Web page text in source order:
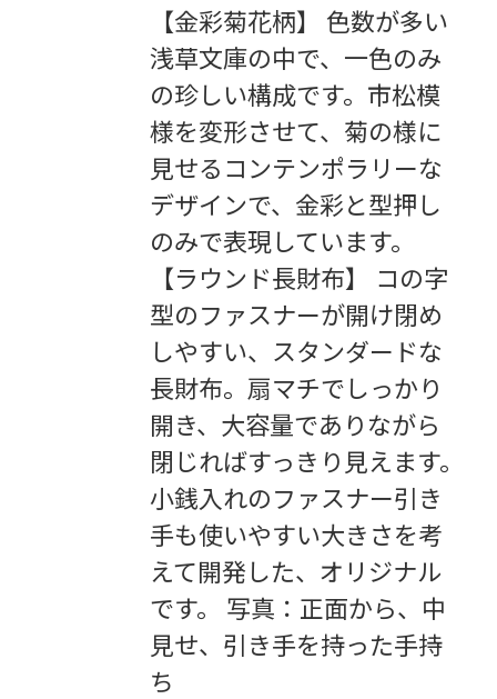
【金彩菊花柄】 色数が多い
浅草文庫の中で、一色のみ
の珍しい構成です。市松模
様を変形させて、菊の様に
見せるコンテンポラリーな
デザインで、金彩と型押し
のみで表現しています。
【ラウンド長財布】 コの字
型のファスナーが開け閉め
しやすい、スタンダードな
長財布。扇マチでしっかり
開き、大容量でありながら
閉じればすっきり見えます。
小銭入れのファスナー引き
手も使いやすい大きさを考
えて開発した、オリジナル
です。 写真：正面から、中
見せ、引き手を持った手持
ち